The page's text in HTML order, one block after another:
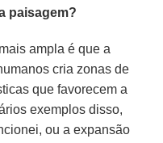
paisagem?
ampla é que a
cria zonas de
que favorecem a
exemplos disso,
ou a expansão